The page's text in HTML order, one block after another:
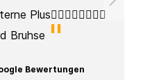
Plus👍🏼👍🏼👍🏼👍🏼
Bruhse
Bewertungen